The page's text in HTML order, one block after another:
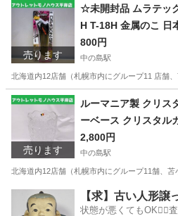
北海道 札幌市 中の島駅 その他
売ります
☆未開封品 ムラテッ
H T-18H 金属のこ 日
区 平岸
800円
中の島駅
北海道内12店舗（札幌市内にグループ11 店舗
北海道 札幌市 その他
売ります
ルーマニア製 クリス
ーベース クリスタル
2,800円
中の島駅
北海道内12店舗（札幌市内にグループ11舗、
北海道 中の島駅 インテリ
【求】古い人形譲
状態が悪くてもOK🙆‍♀️